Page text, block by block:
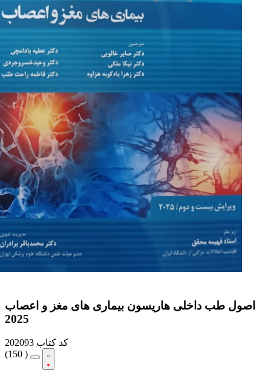
اصول طب داخلی هاریسون بیماری های مغز و اعصاب
2025
کد کتاب 202093
(150 )